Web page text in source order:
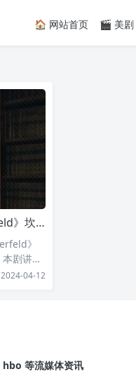
🏠 网站首页 🎬 美剧
」获观众讚赏
》
剧讲述
耀眼人
2024-04-12
等流媒体资讯